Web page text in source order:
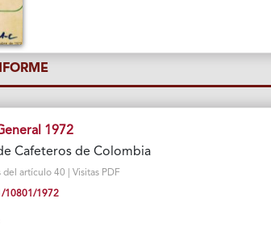
1972
Cafeteros de Colombia
artículo 40 | Visitas PDF
10801/1972